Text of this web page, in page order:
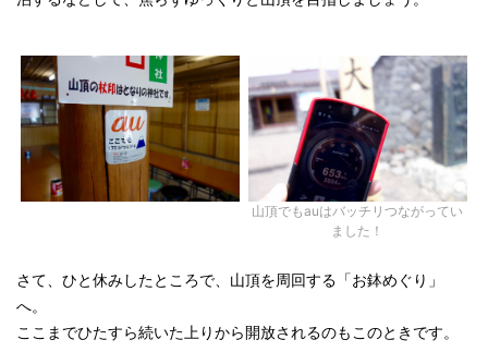
山頂でもauはバッチリつながってい
ました！
さて、ひと休みしたところで、山頂を周回する「お鉢めぐり」
へ。
ここまでひたすら続いた上りから開放されるのもこのときです。